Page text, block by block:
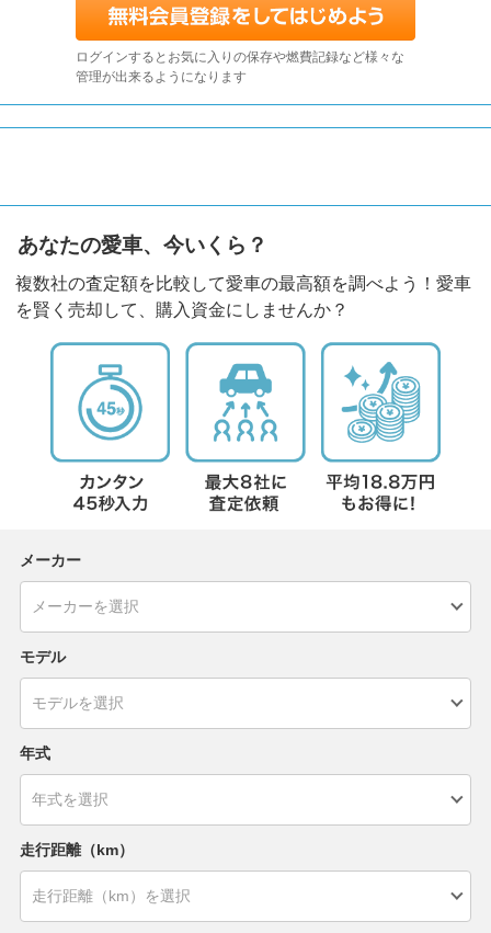
ログインするとお気に入りの保存や燃費記録など様々な
管理が出来るようになります
あなたの愛車、今いくら？
複数社の査定額を比較して愛車の最高額を調べよう！愛車
を賢く売却して、購入資金にしませんか？
メーカー
モデル
年式
走行距離（km）